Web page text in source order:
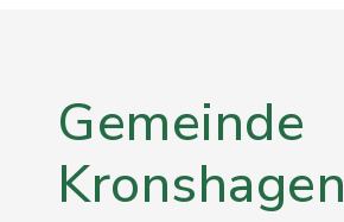
Gemeinde
Kronshagen